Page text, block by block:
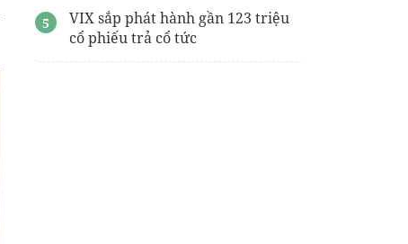
VIX sắp phát hành gần 123 triệu
cổ phiếu trả cổ tức